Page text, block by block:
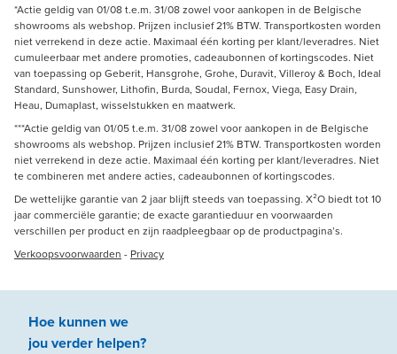
*Actie geldig van 01/08 t.e.m. 31/08 zowel voor aankopen in de Belgische
showrooms als webshop. Prijzen inclusief 21% BTW. Transportkosten worden
niet verrekend in deze actie. Maximaal één korting per klant/leveradres. Niet
cumuleerbaar met andere promoties, cadeaubonnen of kortingscodes. Niet
van toepassing op Geberit, Hansgrohe, Grohe, Duravit, Villeroy & Boch, Ideal
Standard, Sunshower, Lithofin, Burda, Soudal, Fernox, Viega, Easy Drain,
Heau, Dumaplast, wisselstukken en maatwerk.
***Actie geldig van 01/05 t.e.m. 31/08 zowel voor aankopen in de Belgische
showrooms als webshop. Prijzen inclusief 21% BTW. Transportkosten worden
niet verrekend in deze actie. Maximaal één korting per klant/leveradres. Niet
te combineren met andere acties, cadeaubonnen of kortingscodes.
De wettelijke garantie van 2 jaar blijft steeds van toepassing. X²O biedt tot 10
jaar commerciële garantie; de exacte garantieduur en voorwaarden
verschillen per product en zijn raadpleegbaar op de productpagina’s.
Verkoopsvoorwaarden - Privacy
Hoe kunnen we
jouverder helpen?